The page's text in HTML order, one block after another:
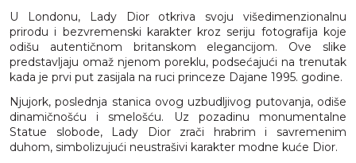
U Londonu, Lady Dior otkriva svoju višedimenzionalnu
prirodu i bezvremenski karakter kroz seriju fotografija koje
odišu autentičnom britanskom elegancijom. Ove slike
predstavljaju omaž njenom poreklu, podsećajući na trenutak
kada je prvi put zasijala na ruci princeze Dajane 1995. godine.
Njujork, poslednja stanica ovog uzbudljivog putovanja, odiše
dinamičnošću i smelošću. Uz pozadinu monumentalne
Statue slobode, Lady Dior zrači hrabrim i savremenim
duhom, simbolizujući neustrašivi karakter modne kuće Dior.